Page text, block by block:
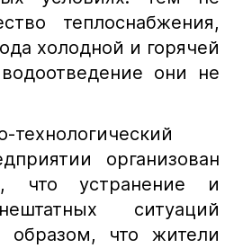
теплоснабжения,
холодной и горячей
они не
технологический
организован
что устранение и
ситуаций
образом, что жители